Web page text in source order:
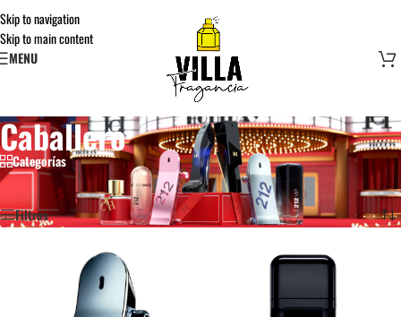
Skip to navigation
Skip to main content
MENU
Caballero
Categorías
Inicio/Tienda Caballero
Mostrando 1–12 de 37 resultados
Filtros